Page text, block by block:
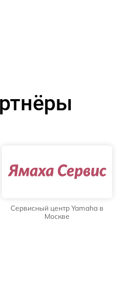
Сервисный центр Yamaha в
Москве